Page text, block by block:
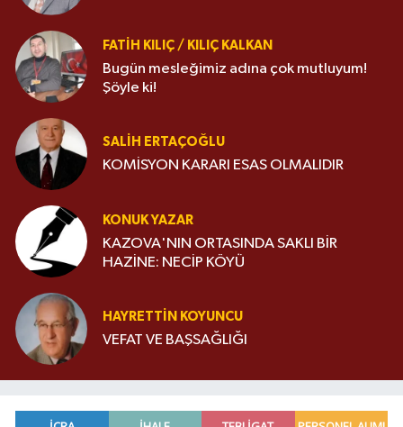
FATIH KILIÇ / KILIÇ KALKAN
Bugün mesleğimiz adına çok mutluyum!
Şöyle ki!
SALIH ERTAÇOĞLU
KOMİSYON KARARI ESAS OLMALIDIR
KONUK YAZAR
KAZOVA'NIN ORTASINDA SAKLI BİR
HAZİNE: NECİP KÖYÜ
HAYRETTIN KOYUNCU
VEFAT VE BAŞSAĞLIĞI